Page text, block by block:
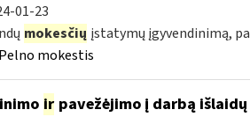
01-23
mokesčių įstatymų įgyvendinimą,
Pelno mokestis
irpavežėjimo į darbą